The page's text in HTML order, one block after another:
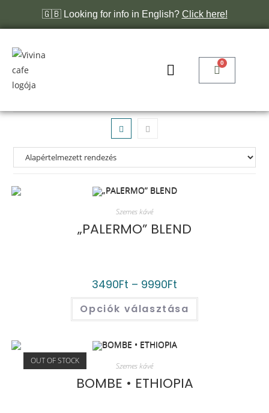
🇬🇧 Looking for info in English? Click here!
0
Szemes kávé
„PALERMO” BLEND
3490Ft – 9990Ft
Opciók választása
OUT OF STOCK Szemes kávé
BOMBE • ETHIOPIA